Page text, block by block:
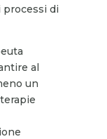
di
al
un